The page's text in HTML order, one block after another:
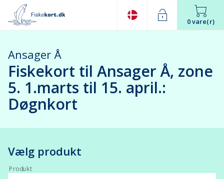
0 vare(r)
Ansager Å
Fiskekort til Ansager Å, zone
5. 1.marts til 15. april.:
Døgnkort
Vælg produkt
Produkt